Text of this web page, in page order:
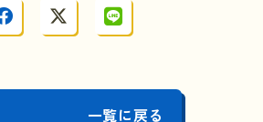
一覧に戻る